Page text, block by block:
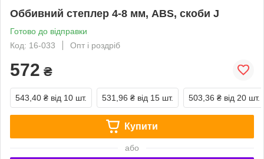
Оббивний степлер 4-8 мм, ABS, скоби J
Готово до відправки
Код: 16-033
Опт і роздріб
572 ₴
543,40 ₴ від 10 шт. 531,96 ₴ від 15 шт. 503,36 ₴ від 20 шт.
Купити
або